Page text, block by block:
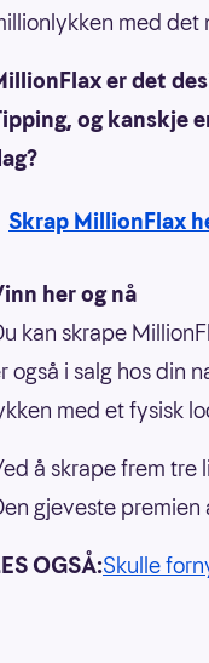
med
er det
og kanskje
Skrap MillionFlax
her og nå
kan skrape
også i salg hos din
med et fysisk
å skrape frem tre
gjeveste
OGSÅ:Skulle